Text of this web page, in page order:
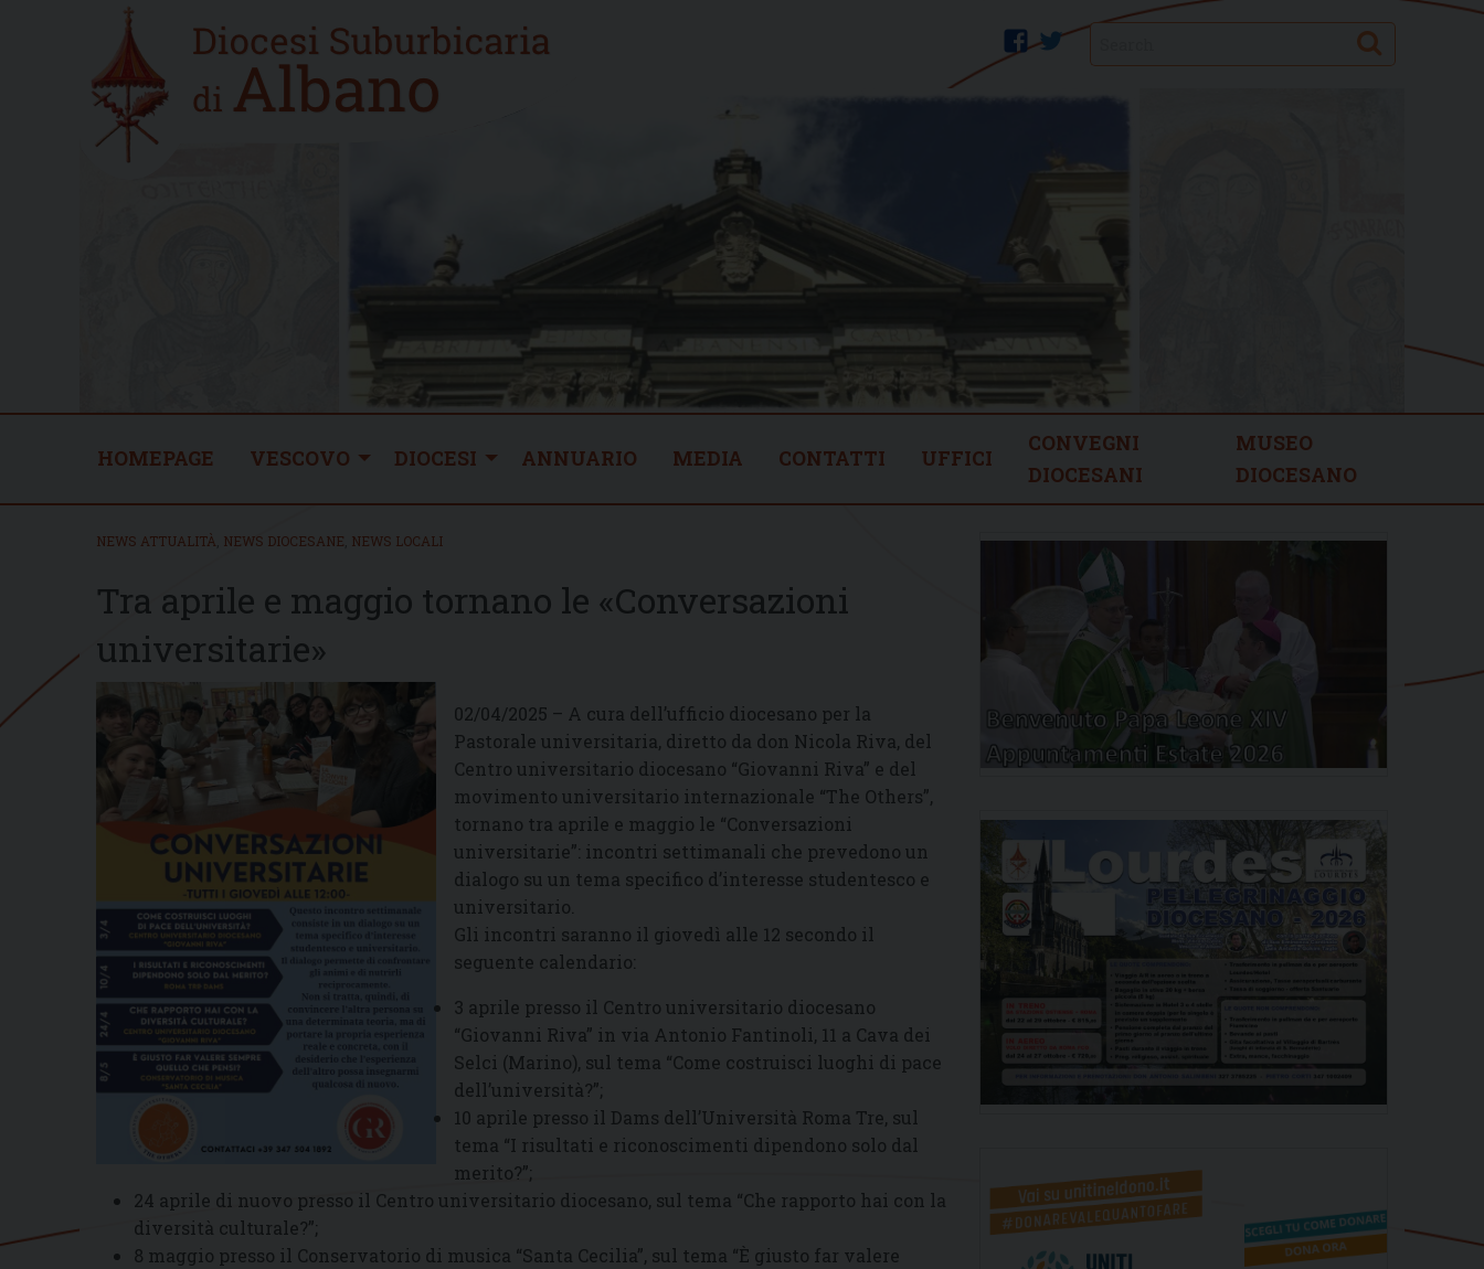
Home
new
twitter
facebook Search
HOMEPAGE VESCOVO DIOCESI ANNUARIO MEDIA CONTATTI UFFICI
CONVEGNI
DIOCESANI
MUSEO
DIOCESANO
NEWS ATTUALITÀ NEWS DIOCESANE NEWS LOCALI
Tra aprile e maggio tornano le «Conversazioni
universitarie»
02/04/2025 – A cura dell’ufficio diocesano per la
Pastorale universitaria, diretto da don Nicola Riva, del
Centro universitario diocesano “Giovanni Riva” e del
movimento universitario internazionale “The Others”,
tornano tra aprile e maggio le “Conversazioni
universitarie”: incontri settimanali che prevedono un
dialogo su un tema specifico d’interesse studentesco e
universitario.
Gli incontri saranno il giovedì alle 12 secondo il
seguente calendario:
3 aprile presso il Centro universitario diocesano
“Giovanni Riva” in via Antonio Fantinoli, 11 a Cava dei
Selci (Marino), sul tema “Come costruisci luoghi di pace
dell’università?”;
10 aprile presso il Dams dell’Università Roma Tre, sul
tema “I risultati e riconoscimenti dipendono solo dal
merito?”;
24 aprile di nuovo presso il Centro universitario diocesano, sul tema “Che rapporto hai con la
diversità culturale?”;
8 maggio presso il Conservatorio di musica “Santa Cecilia”, sul tema “È giusto far valere